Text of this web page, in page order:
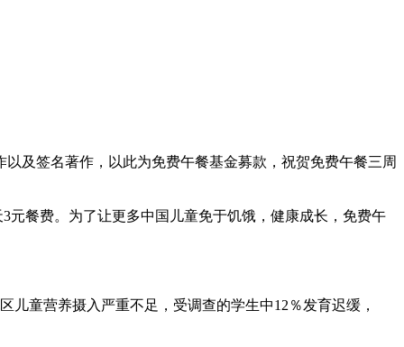
及签名著作，以此为免费午餐基金募款，祝贺免费午餐三周
餐费。为了让更多中国儿童免于饥饿，健康成长，免费午
童营养摄入严重不足，受调查的学生中12％发育迟缓，